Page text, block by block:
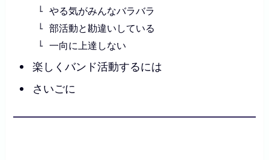
やる気がみんなバラバラ
部活動と勘違いしている
一向に上達しない
楽しくバンド活動するには
さいごに